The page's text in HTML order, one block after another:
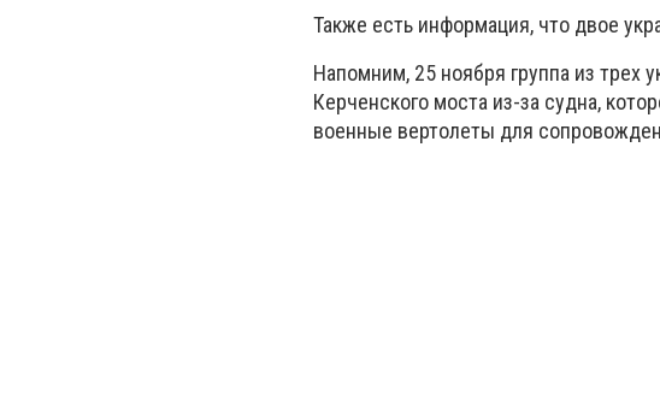
Также есть информация, что двое
Напомним, 25 ноября группа из трех
Керченского моста из-за судна,
военные вертолеты для